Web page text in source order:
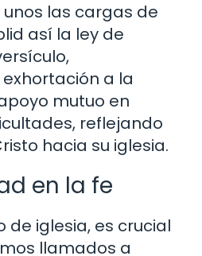
las cargas de
así la ley de
a la
mutuo en
reflejando
hacia su iglesia.
en la fe
de iglesia, es crucial
llamados a